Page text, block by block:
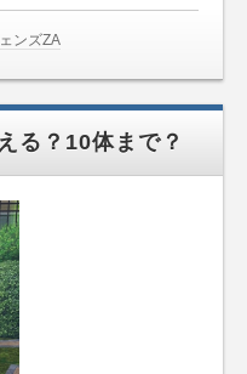
ンズZA
る？10体まで？